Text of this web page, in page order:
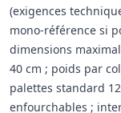
(exigences
mono‑référence si
dimensions
40 cm ; poids par
palettes standard
enfourchables ;